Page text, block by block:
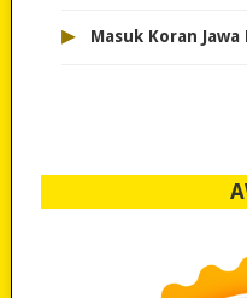
▸ Masuk Koran